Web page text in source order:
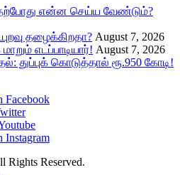
என்ன செய்ய வேண்டும்?
தழைக்கிறதா? August 7, 2026
எடப்பாடியார்! August 7, 2026
துப்புக் கொடுத்தால் ரூ.950 கோடி!
Facebook
Instagram
Rights Reserved.